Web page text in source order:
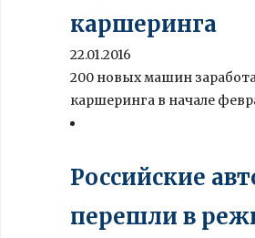
каршеринга
22.01.2016
200 новых машин
каршеринга в начале
Российские
перешли в